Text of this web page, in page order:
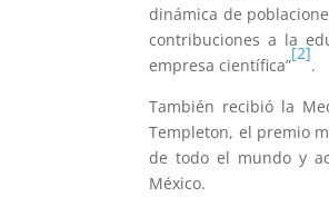
dinámica de
contribuciones a la
empresa científica”
[2]
.
También recibió la
Templeton, el premio
de todo el mundo y
México.